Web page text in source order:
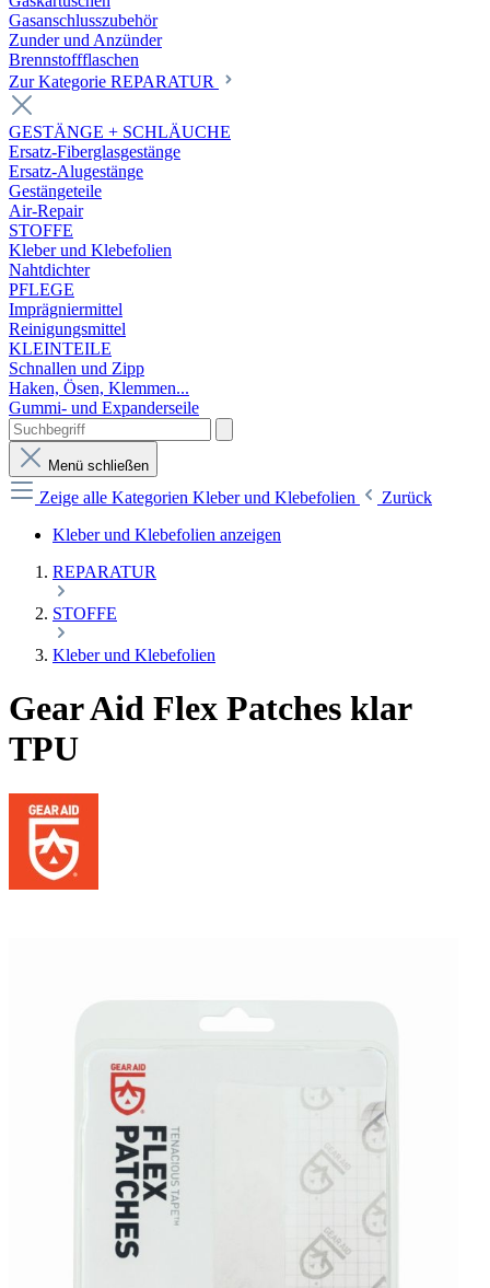
Gasanschlusszubehör
Zunder und Anzünder
Brennstoffflaschen
Zur Kategorie REPARATUR
GESTÄNGE + SCHLÄUCHE
Ersatz-Fiberglasgestänge
Ersatz-Alugestänge
Gestängeteile
Air-Repair
STOFFE
Kleber und Klebefolien
Nahtdichter
PFLEGE
Imprägniermittel
Reinigungsmittel
KLEINTEILE
Schnallen und Zipp
Haken, Ösen, Klemmen...
Gummi- und Expanderseile
Menü schließen
Zeige alle Kategorien Kleber und Klebefolien
Zurück
Kleber und Klebefolien anzeigen
REPARATUR
STOFFE
Kleber und Klebefolien
Gear Aid Flex Patches klar
TPU